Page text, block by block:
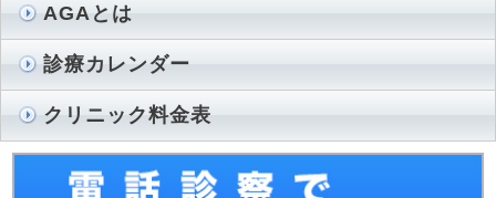
AGAとは
診療カレンダー
クリニック料金表